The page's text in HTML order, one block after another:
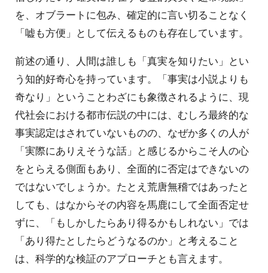
を、オブラートに包み、確定的に言い切ることなく
「嘘も方便」として伝えるものも存在しています。
前述の通り、人間は誰しも「真実を知りたい」とい
う知的好奇心を持っています。「事実は小説よりも
奇なり」ということわざにも象徴されるように、現
代社会における都市伝説の中には、むしろ最終的な
事実認定はされていないものの、なぜか多くの人が
「実際にありえそうな話」と感じるからこそ人の心
をとらえる側面もあり、全面的に否定はできないの
ではないでしょうか。たとえ荒唐無稽ではあったと
しても、はなからその内容を馬鹿にして全面否定せ
ずに、「もしかしたらあり得るかもしれない」では
「あり得たとしたらどうなるのか」と考えること
は、科学的な検証のアプローチとも言えます。